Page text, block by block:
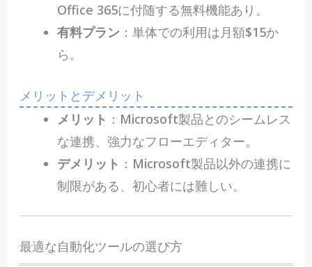
Office 365に付随する無料機能あり。
有料プラン ：単体での利用は月額$15か
ら。
メリットとデメリット
メリット ：Microsoft製品とのシームレス
な連携、強力なフローエディター。
デメリット ：Microsoft製品以外の連携に
制限がある、初心者には難しい。
最適な自動化ツールの選び方